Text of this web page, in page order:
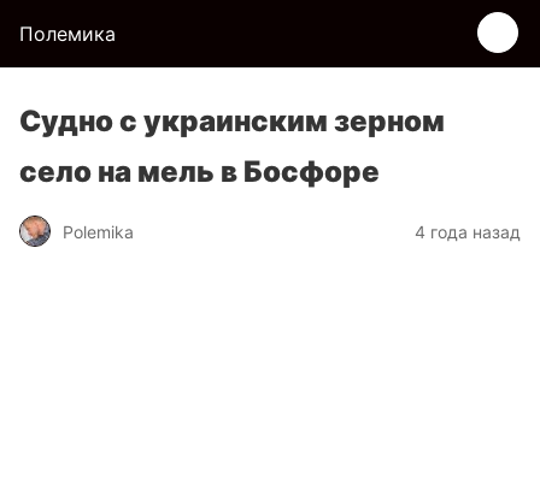
Полемика
Судно с украинским зерном
село на мель в Босфоре
Polemika 4 года назад